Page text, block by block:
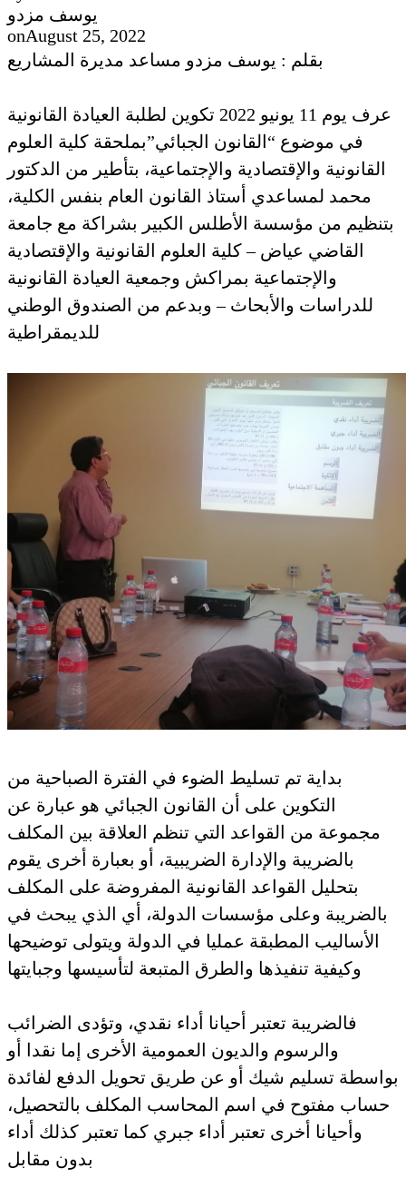
يوسف مزدو
onAugust 25, 2022
بقلم : يوسف مزدو مساعد مديرة المشاريع
عرف يوم 11 يونيو 2022 تكوين لطلبة العيادة القانونية
في موضوع “القانون الجبائي”بملحقة كلية العلوم
القانونية والإقتصادية والإجتماعية، بتأطير من الدكتور
محمد لمساعدي أستاذ القانون العام بنفس الكلية،
بتنظيم من مؤسسة الأطلس الكبير بشراكة مع جامعة
القاضي عياض – كلية العلوم القانونية والإقتصادية
والإجتماعية بمراكش وجمعية العيادة القانونية
للدراسات والأبحاث – وبدعم من الصندوق الوطني
للديمقراطية
بداية تم تسليط الضوء في الفترة الصباحية من
التكوين على أن القانون الجبائي هو عبارة عن
مجموعة من القواعد التي تنظم العلاقة بين المكلف
بالضريبة والإدارة الضريبية، أو بعبارة أخرى يقوم
بتحليل القواعد القانونية المفروضة على المكلف
بالضريبة وعلى مؤسسات الدولة، أي الذي يبحث في
الأساليب المطبقة عمليا في الدولة ويتولى توضيحها
وكيفية تنفيذها والطرق المتبعة لتأسيسها وجبايتها
فالضريبة تعتبر أحيانا أداء نقدي، وتؤدى الضرائب
والرسوم والديون العمومية الأخرى إما نقدا أو
بواسطة تسليم شيك أو عن طريق تحويل الدفع لفائدة
حساب مفتوح في اسم المحاسب المكلف بالتحصيل،
وأحيانا أخرى تعتبر أداء جبري كما تعتبر كذلك أداء
بدون مقابل